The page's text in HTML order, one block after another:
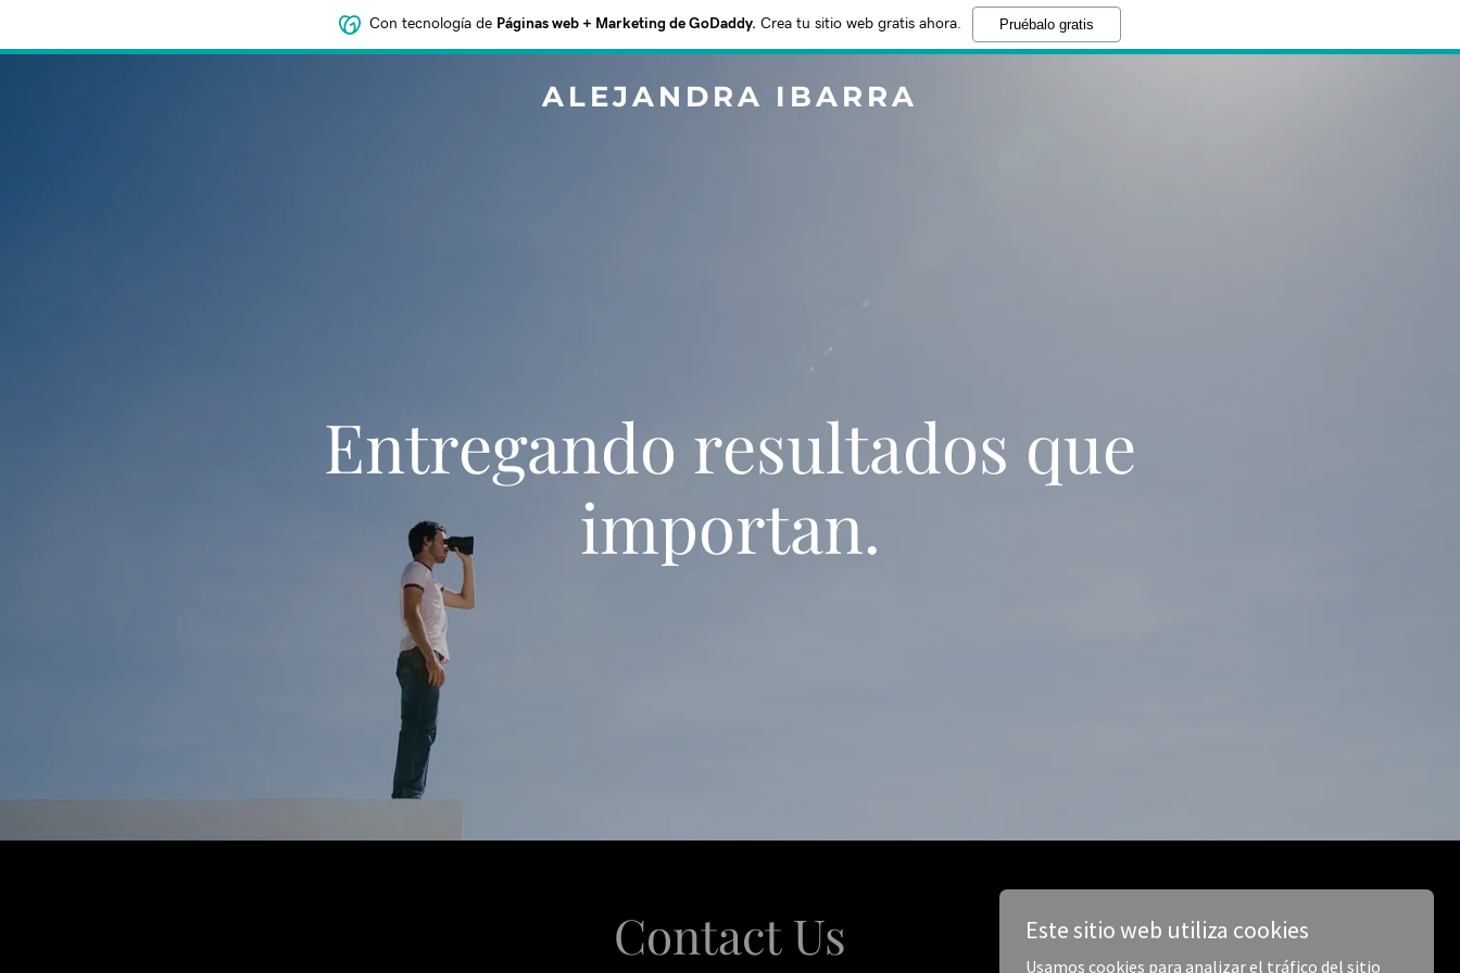
Con tecnología de Páginas web + Marketing de GoDaddy. Crea tu sitio web gratis ahora. Pruébalo gratis
ALEJANDRA IBARRA
Entregando resultados que
importan.
Contact Us Este sitio web utiliza cookies
Usamos cookies para analizar el tráfico del sitio